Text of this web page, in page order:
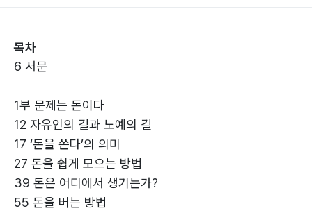
목차
6 서문
1부 문제는 돈이다
12 자유인의 길과 노예의 길
17 ‘돈을 쓴다’의 의미
27 돈을 쉽게 모으는 방법
39 돈은 어디에서 생기는가?
55 돈을 버는 방법